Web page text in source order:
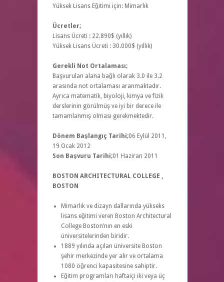
Yüksek Lisans Eğitimi için: Mimarlık
Ücretler;
Lisans Ücreti : 22.890$ (yıllık)
Yüksek Lisans Ücreti : 30.000$ (yıllık)
Gerekli Not Ortalaması;
Başvurulan alana bağlı olarak 3.0 ile 3.2
arasında not ortalaması aranmaktadır.
Ayrıca matematik, biyoloji, kimya ve fizik
derslerinin görülmüş ve iyi bir derece ile
tamamlanmış olması gerekmektedir.
Dönem Başlangıç Tarihi;06 Eylül 2011,
19 Ocak 2012
Son Başvuru Tarihi;01 Haziran 2011
BOSTON ARCHITECTURAL COLLEGE ,
BOSTON
Mimarlık ve dizayn dallarında yükseks
lisans eğitimi veren Boston Architectural
College Boston’nın en eski
üniversitelerinden biridir.
1889 yılında açılan üniversite Boston
şehir merkezinde yer alır ve ortalama
1080 öğrenci kapasitesine sahiptir.
Eğitim programları haftaiçi iki veya üç